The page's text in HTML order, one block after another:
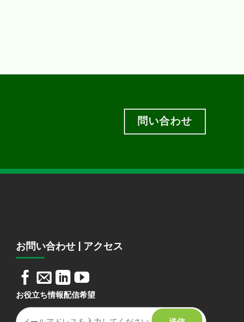
問い合わせ
お問い合わせ | アクセス
お役立ち情報配信希望